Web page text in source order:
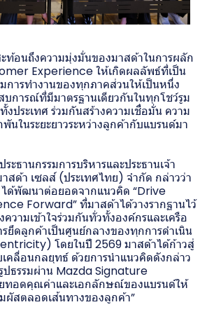
ะท้อนถึงความมุ่งมั่นของมาสด้าในการผลัก
Experience ให้เกิดผลลัพธ์ที่เป็น
การทำงานของทุกภาคส่วนให้เป็นหนึ่ง
บการณ์ที่มีมาตรฐานเดียวกันในทุกโชว์รูม
ประเทศ ร่วมกันสร้างความเชื่อมั่น ความ
นในระยะยาวระหว่างลูกค้ากับแบรนด์มา
ะธานกรรมการบริหารและประธานเจ้า
สด้า เซลส์ (ประเทศไทย) จำกัด กล่าวว่า
ได้พัฒนาต่อยอดจากแนวคิด “Drive
Forward” ที่มาสด้าได้วางรากฐานไว้
วามเข้าใจร่วมกันทั่วทั้งองค์กรและเครือ
ยึดลูกค้าเป็นศูนย์กลางของทุกการดำเนิน
โดยในปี 2569 มาสด้าได้ก้าวสู่
คลื่อนกลยุทธ์ ด้วยการนำแนวคิดดังกล่าว
ปธรรมผ่าน Mazda Signature
ทอดคุณค่าและเอกลักษณ์ของแบรนด์ให้
ผัสตลอดเส้นทางของลูกค้า”